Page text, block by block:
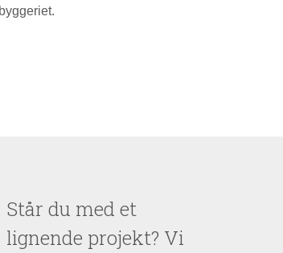
Står du med et
lignende projekt? Vi